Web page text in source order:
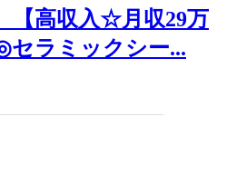
【高収入☆月収29万
セラミックシー...